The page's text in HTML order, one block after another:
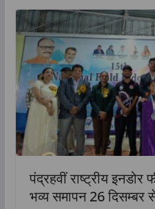
पंद्रहवीं राष्ट्रीय इनडोर
भव्य समापन 26 दिसम्बर